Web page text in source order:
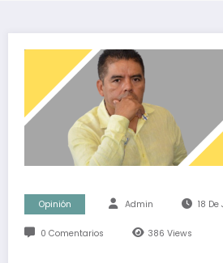
Opinión Admin 18
0 Comentarios 386 Views